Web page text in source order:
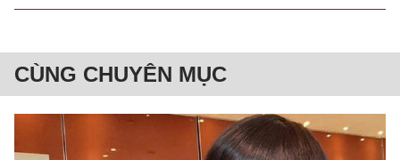
CÙNG CHUYÊN MỤC